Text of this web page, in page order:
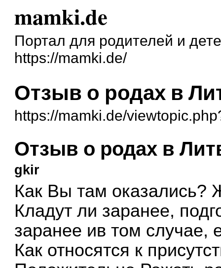
mamki.de
Портал для родителей и
https://mamki.de/
Отзыв о родах в
https://mamki.de/
Отзыв о родах в
gkir
Как Вы там оказались?
Кладут ли заранее,
заранее ив том случае,
Как относятся к